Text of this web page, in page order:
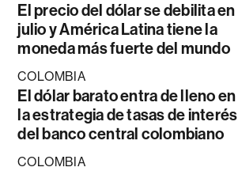
El precio del dólar se debilita en
julio y América Latina tiene la
moneda más fuerte del mundo
COLOMBIA
El dólar barato entra de lleno en
la estrategia de tasas de interés
del banco central colombiano
COLOMBIA